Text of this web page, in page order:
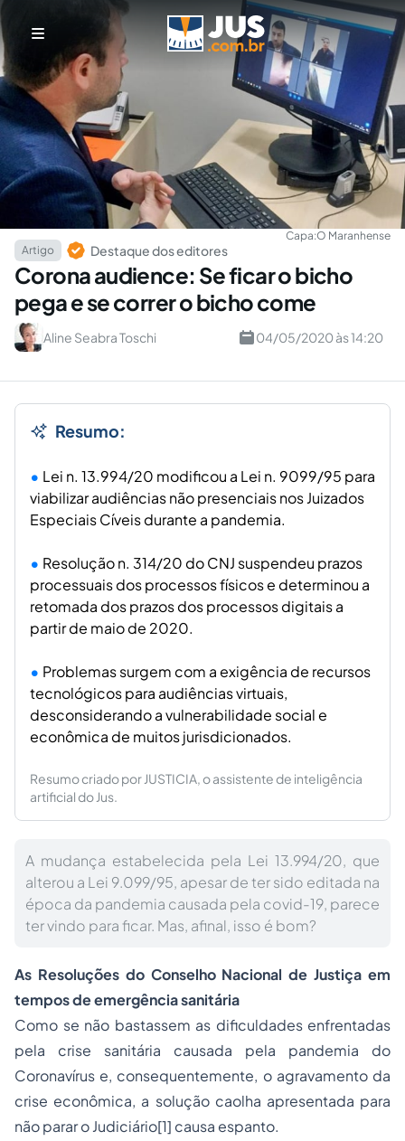
Capa:O Maranhense
Artigo
Destaque dos editores
Corona audience: Se ficar o bicho
pega e se correr o bicho come
Aline Seabra Toschi 04/05/2020 às 14:20
Resumo:
Lei n. 13.994/20 modificou a Lei n. 9099/95 para
viabilizar audiências não presenciais nos Juizados
Especiais Cíveis durante a pandemia.
Resolução n. 314/20 do CNJ suspendeu prazos
processuais dos processos físicos e determinou a
retomada dos prazos dos processos digitais a
partir de maio de 2020.
Problemas surgem com a exigência de recursos
tecnológicos para audiências virtuais,
desconsiderando a vulnerabilidade social e
econômica de muitos jurisdicionados.
Resumo criado por JUSTICIA, o assistente de inteligência
artificial do Jus.
A mudança estabelecida pela Lei 13.994/20, que
alterou a Lei 9.099/95, apesar de ter sido editada na
época da pandemia causada pela covid-19, parece
ter vindo para ficar. Mas, afinal, isso é bom?
As Resoluções do Conselho Nacional de Justiça em
tempos de emergência sanitária
Como se não bastassem as dificuldades enfrentadas
pela crise sanitária causada pela pandemia do
Coronavírus e, consequentemente, o agravamento da
crise econômica, a solução caolha apresentada para
não parar o Judiciário[1] causa espanto.